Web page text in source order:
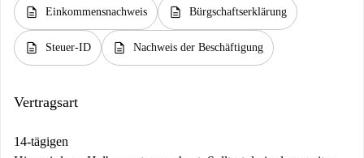
description Einkommensnachweis description Bürgschaftserklärung
description Steuer-ID description Nachweis der Beschäftigung
Vertragsart
14-tägigen